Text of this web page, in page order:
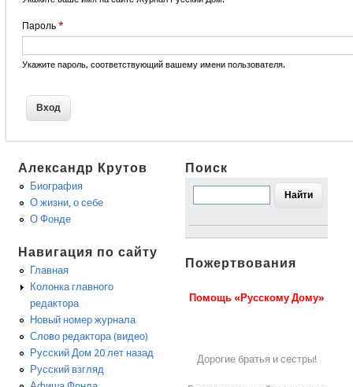
Пароль *
Укажите пароль, соответствующий вашему имени пользователя.
Александр Крутов
Биография
О жизни, о себе
О Фонде
Навигация по сайту
Главная
Колонка главного
редактора
Новый номер журнала
Слово редактора (видео)
Русский Дом 20 лет назад
Русский взгляд
Поиск
Пожертвования
Помощь «Русскому Дому»
Дорогие братья и сестры!